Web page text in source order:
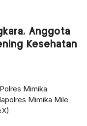
Anggota
Kesehatan
Mimika
Mimika Mile